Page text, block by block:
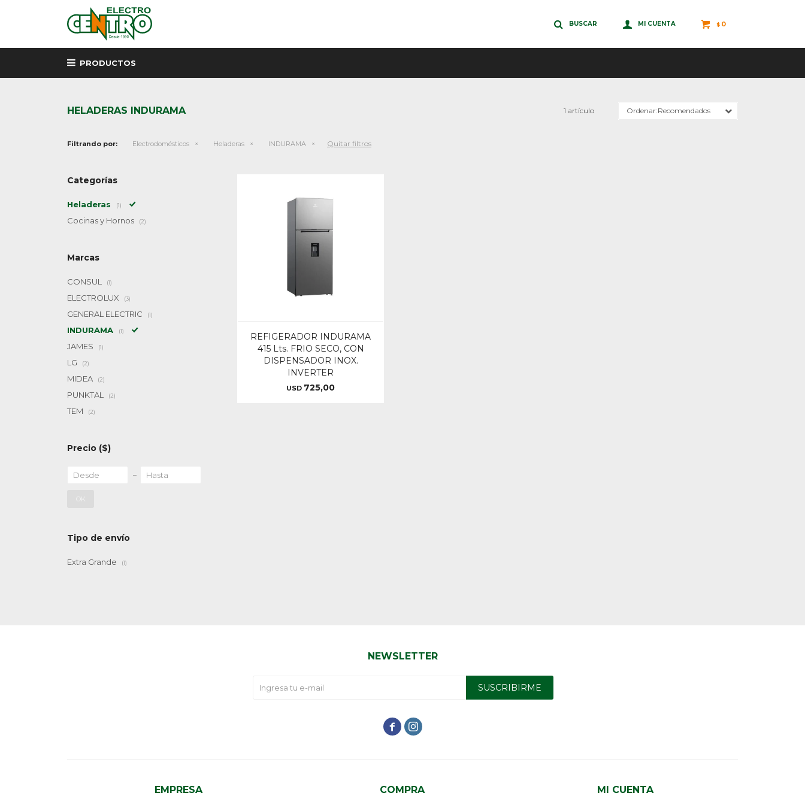
PRODUCTOS
$ 0
HELADERAS INDURAMA 1 artículo Recomendados
Filtrando por: Electrodomésticos Heladeras INDURAMA Quitar filtros
REFIGERADOR INDURAMA
415 Lts. FRIO SECO, CON
DISPENSADOR INOX.
INVERTER
USD 725,00
Categorías
Heladeras (1)
Cocinas y Hornos (2)
Marcas
CONSUL (1)
ELECTROLUX (3)
GENERAL ELECTRIC (1)
INDURAMA (1)
JAMES (1)
LG (2)
MIDEA (2)
PUNKTAL (2)
TEM (2)
Precio ($)
OK
Tipo de envío
Extra Grande (1)
EMPRESA COMPRA MI CUENTA
NEWSLETTER
SUSCRIBIRME
 